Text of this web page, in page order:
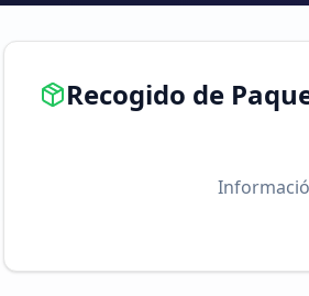
Recogido de